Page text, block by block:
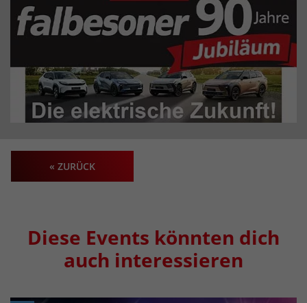
« ZURÜCK
Diese Events könnten dich
auch interessieren